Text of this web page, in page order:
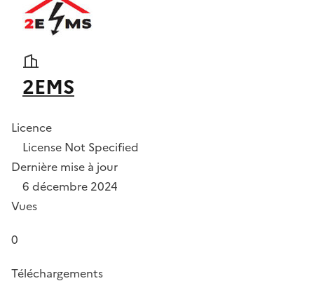
2EMS
Licence
License Not Specified
Dernière mise à jour
6 décembre 2024
Vues
0
Téléchargements